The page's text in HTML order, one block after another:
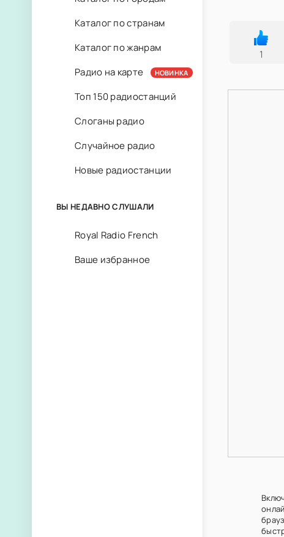
1
Каталог по странам
Каталог по жанрам
Радио на карте
НОВИНКА
Топ 150 радиостанций
Слоганы радио
Случайное радио
Новые радиостанции
ВЫ НЕДАВНО СЛУШАЛИ
Royal Radio French
Ваше избранное